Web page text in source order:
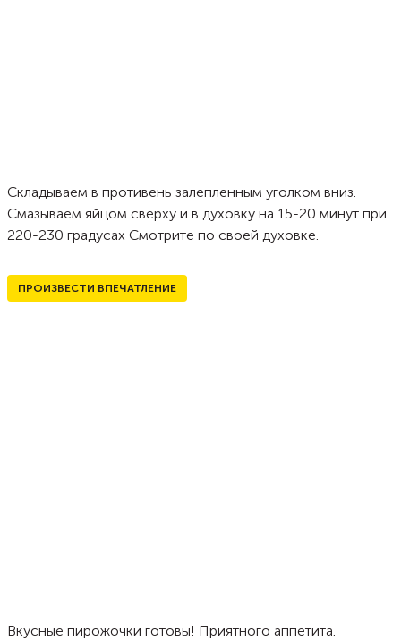
Складываем в противень залепленным уголком вниз.
Смазываем яйцом сверху и в духовку на 15-20 минут при
220-230 градусах Смотрите по своей духовке.
ПРОИЗВЕСТИ ВПЕЧАТЛЕНИЕ
Вкусные пирожочки готовы! Приятного аппетита.